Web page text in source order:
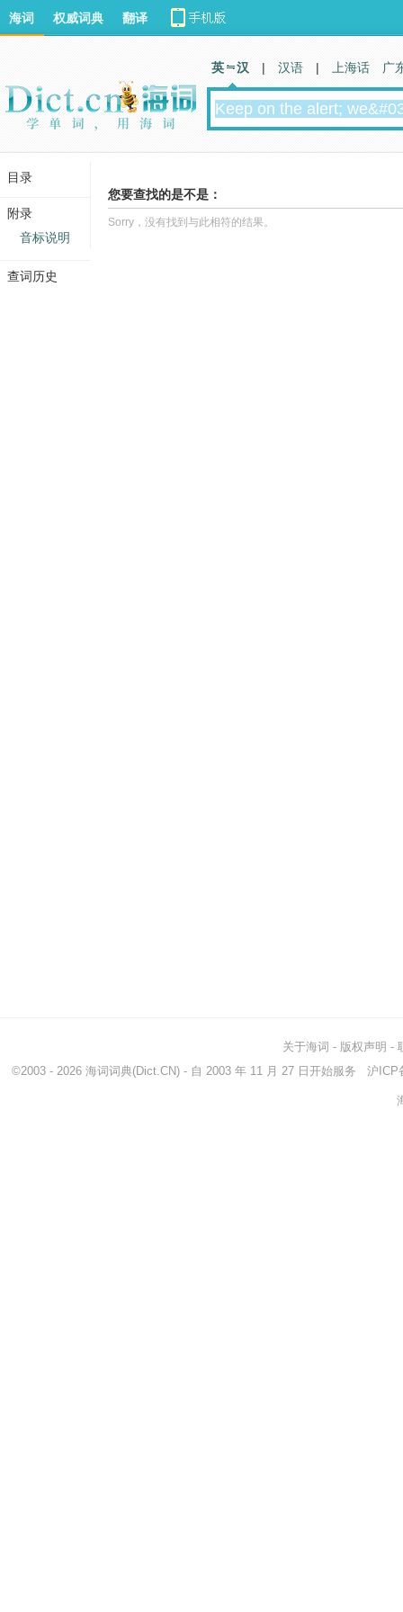
您要查找的是不是：
Sorry，没有找到与此相符的结果。
海词 权威词典 翻译
英 汉 | 汉语 | 上海话 广
关于海词 - 版权声明 -
©2003 - 2026 海词词典(Dict.CN) - 自 2003 年 11 月 27 日开始服务 沪ICP
目录
附录
音标说明
查词历史